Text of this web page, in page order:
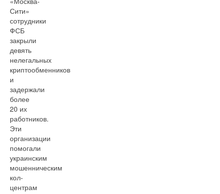
Сити»
сотрудники
ФСБ
закрыли
девять
нелегальных
криптообменников
и
задержали
более
20 их
работников.
Эти
организации
помогали
украинским
мошенническим
кол-
центрам